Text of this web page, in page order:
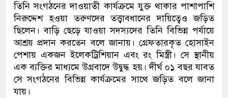
তিনি সংগঠনের দাওয়াতী কার্যক্রমে যুক্ত থাকার পাশাপাশি
নিরুদ্দেশ হওয়া তরুণদের তত্ত্বাবধানের দায়িত্বেও জড়িত
ছিলেন। বাড়ি ছেড়ে যাওয়া সদস্যদের তিনি বিভিন্ন পর্যায়ে
আশ্রয় প্রদান করতেন বলে জানায়। গ্রেফতারকৃত হোসাইন
পেশায় একজন ইলেকট্রিশিয়ান এবং রং মিস্ত্রী। সে স্থানীয়
এক ব্যক্তির মাধ্যমে উগ্রবাদে উদ্বুদ্ধ হয়। দীর্ঘ ০১ বছর যাবত
সে সংগঠনের বিভিন্ন কার্যক্রমের সাথে জড়িত বলে জানা
যায়।